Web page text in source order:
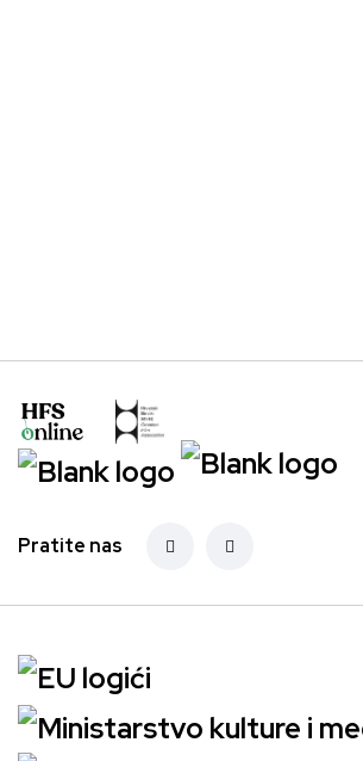
Pratite nas